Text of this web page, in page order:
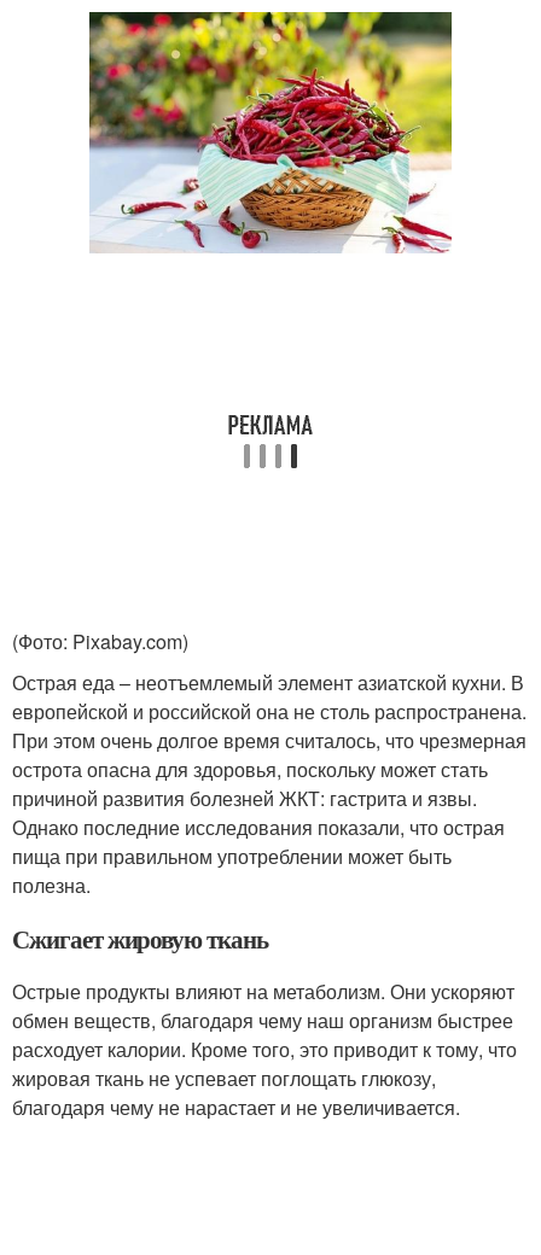
(Фото: Pixabay.com)
Острая еда – неотъемлемый элемент азиатской кухни. В
европейской и российской она не столь распространена.
При этом очень долгое время считалось, что чрезмерная
острота опасна для здоровья, поскольку может стать
причиной развития болезней ЖКТ: гастрита и язвы.
Однако последние исследования показали, что острая
пища при правильном употреблении может быть
полезна.
Сжигает жировую ткань
Острые продукты влияют на метаболизм. Они ускоряют
обмен веществ, благодаря чему наш организм быстрее
расходует калории. Кроме того, это приводит к тому, что
жировая ткань не успевает поглощать глюкозу,
благодаря чему не нарастает и не увеличивается.